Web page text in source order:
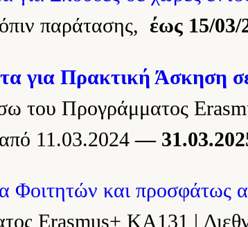
παράτασης, έως 15/03/
για Πρακτική Άσκηση
του Προγράμματος
11.03.2024—
Φοιτητών και
Erasmus+ KA131 |